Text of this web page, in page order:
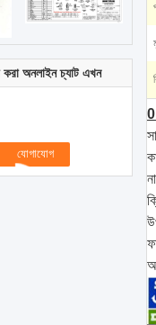
করা অনলাইন চ্যাট এখন